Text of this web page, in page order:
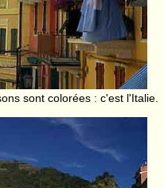
sont colorées : c'est l'Italie.